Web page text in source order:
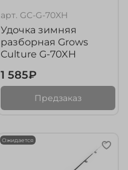
арт. GC-G-70XH
Удочка зимняя
разборная Grows
Culture G-70XH
1 585₽
Предзаказ
Ожидается